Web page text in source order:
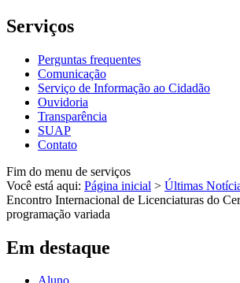
Serviços
Perguntas frequentes
Comunicação
Serviço de Informação ao Cidadão
Ouvidoria
Transparência
SUAP
Contato
Fim do menu de serviços
Você está aqui: Página inicial > Últimas
Encontro Internacional de Licenciaturas do
programação variada
Em destaque